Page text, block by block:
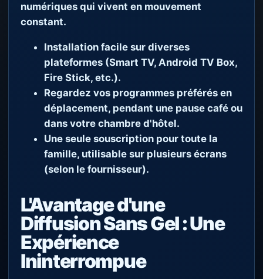
numériques qui vivent en mouvement
constant.
Installation facile sur diverses
plateformes (Smart TV, Android TV Box,
Fire Stick, etc.).
Regardez vos programmes préférés en
déplacement, pendant une pause café ou
dans votre chambre d'hôtel.
Une seule souscription pour toute la
famille, utilisable sur plusieurs écrans
(selon le fournisseur).
L'Avantage d'une
Diffusion Sans Gel : Une
Expérience
Ininterrompue